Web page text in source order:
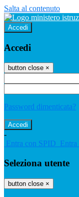
Salta al contenuto
Accedi
Accedi
button close ×
Password dimenticata?
-
Entra con SPID
Seleziona utente
button close ×